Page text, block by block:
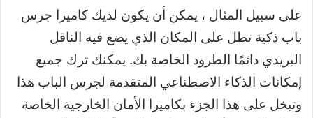
على سبيل المثال ، يمكن أن يكون لديك كاميرا جرس
باب ذكية تطل على المكان الذي يضع فيه الناقل
البريدي دائمًا الطرود الخاصة بك. يمكنك ترك جميع
إمكانات الذكاء الاصطناعي المتقدمة لجرس الباب هذا
وتبخل على هذا الجزء بكاميرا الأمان الخارجية الخاصة